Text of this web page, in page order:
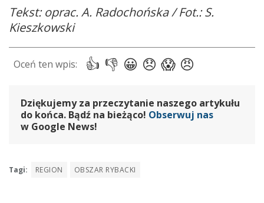
Tekst: oprac. A. Radochońska / Fot.: S.
Kieszkowski
Dziękujemy za przeczytanie naszego artykułu
do końca. Bądź na bieżąco! Obserwuj nas
w Google News!
Tagi: REGION OBSZAR RYBACKI